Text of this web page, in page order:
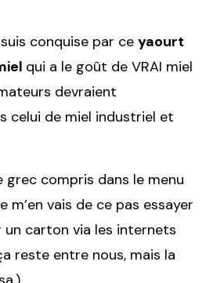
conquise par ce yaourt
qui a le goût de VRAI miel
devraient
celui de miel industriel et
grec compris dans le menu
m’en vais de ce pas essayer
un carton via les internets
reste entre nous, mais la